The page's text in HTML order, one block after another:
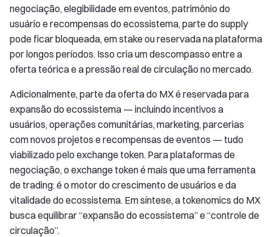
negociação, elegibilidade em eventos, patrimônio do
usuário e recompensas do ecossistema, parte do supply
pode ficar bloqueada, em stake ou reservada na plataforma
por longos períodos. Isso cria um descompasso entre a
oferta teórica e a pressão real de circulação no mercado.
Adicionalmente, parte da oferta do MX é reservada para
expansão do ecossistema — incluindo incentivos a
usuários, operações comunitárias, marketing, parcerias
com novos projetos e recompensas de eventos — tudo
viabilizado pelo exchange token. Para plataformas de
negociação, o exchange token é mais que uma ferramenta
de trading: é o motor do crescimento de usuários e da
vitalidade do ecossistema. Em síntese, a tokenomics do MX
busca equilibrar “expansão do ecossistema” e “controle de
circulação”.